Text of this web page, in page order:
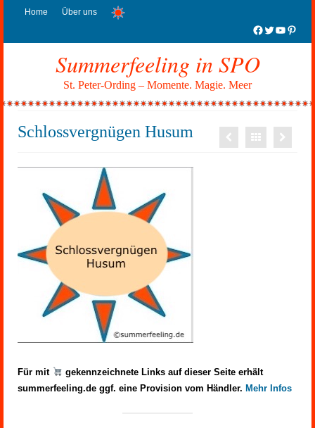
Home Über uns
Facebook
Twitter
Summerfeeling in SPO
St. Peter-Ording – Momente. Magie. Meer
Schlossvergnügen Husum
Für mit
gekennzeichnete Links auf dieser Seite erhält
summerfeeling.de ggf. eine Provision vom Händler. Mehr Infos